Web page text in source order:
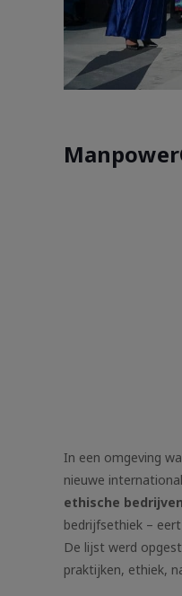
In een omgeving
nieuwe
ethische
bedrijfsethiek –
De lijst werd
praktijken, ethiek,